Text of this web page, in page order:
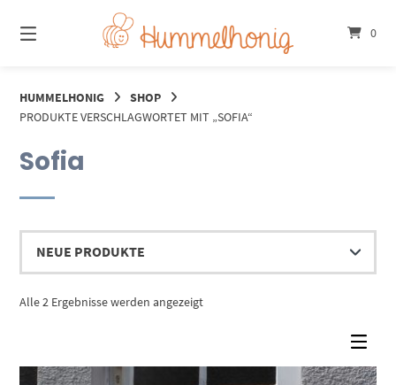
zum
Inhalt
0
HUMMELHONIG
SHOP
PRODUKTE VERSCHLAGWORTET MIT „SOFIA“
Sofia
Alle 2 Ergebnisse werden angezeigtNach